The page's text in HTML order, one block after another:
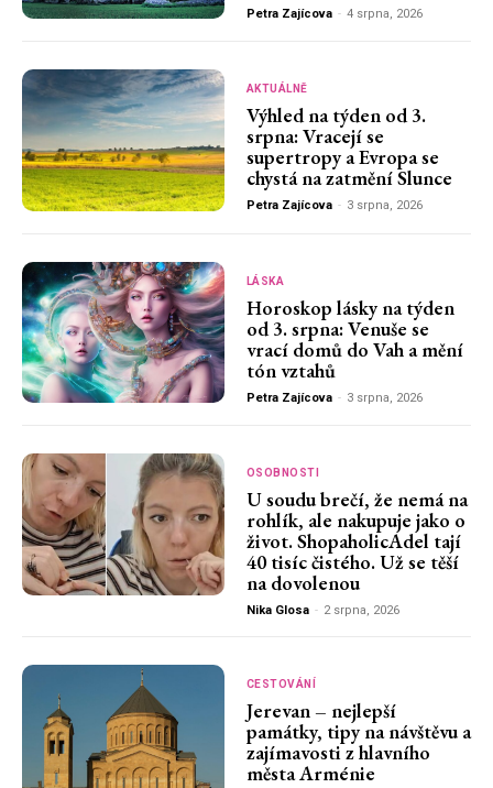
Petra Zajícova - 4 srpna, 2026
AKTUÁLNĚ
Výhled na týden od 3.
srpna: Vracejí se
supertropy a Evropa se
chystá na zatmění Slunce
Petra Zajícova - 3 srpna, 2026
LÁSKA
Horoskop lásky na týden
od 3. srpna: Venuše se
vrací domů do Vah a mění
tón vztahů
Petra Zajícova - 3 srpna, 2026
OSOBNOSTI
U soudu brečí, že nemá na
rohlík, ale nakupuje jako o
život. ShopaholicAdel tají
40 tisíc čistého. Už se těší
na dovolenou
Nika Glosa - 2 srpna, 2026
CESTOVÁNÍ
Jerevan – nejlepší
památky, tipy na návštěvu a
zajímavosti z hlavního
města Arménie